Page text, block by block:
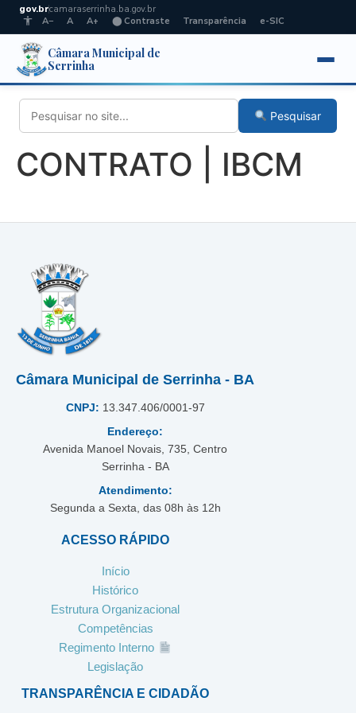
gov.brcamaraserrinha.ba.gov.br
A−
A A+ ⬤ Contraste Transparência e-SIC
Câmara Municipal de
Serrinha
Pesquisar
CONTRATO | IBCM
Câmara Municipal de Serrinha - BA
CNPJ: 13.347.406/0001-97
Endereço:
Avenida Manoel Novais, 735, Centro
Serrinha - BA
Atendimento:
Segunda a Sexta, das 08h às 12h
ACESSO RÁPIDO
Início
Histórico
Estrutura Organizacional
Competências
Regimento Interno
Legislação
TRANSPARÊNCIA E CIDADÃO